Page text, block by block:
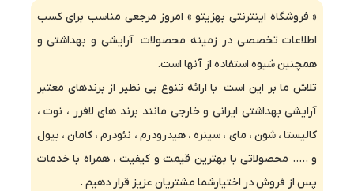
« فروشگاه اینترنتی بهزیتو » امروز مرجعی مناسب برای کسب
اطلاعات تخصصی در زمینه محصولات آرایشی و بهداشتی و
همچنین شیوه استفاده از آنها است.
تلاش ما بر این است با ارائه تنوع بی نظیر از برندهای معتبر
آرایشی بهداشتی ایرانی و خارجی مانند برند های لافرر ، نوت ،
کالیستا ، شون ، مای ، سینره ، هیدرودرم ، نئودرم ، کامان ، بیول
و ….. محصولاتی با بهترین قیمت و کیفیت ، همراه با خدمات
پس از فروش در اختیارشما مشتریان عزیز قرار دهیم .